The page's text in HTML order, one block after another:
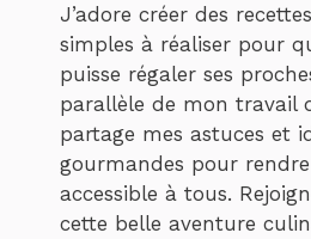
J’adore créer des
simples à réaliser pour
puisse régaler ses
parallèle de mon travail
partage mes astuces et
gourmandes pour
accessible à tous.
cette belle aventure